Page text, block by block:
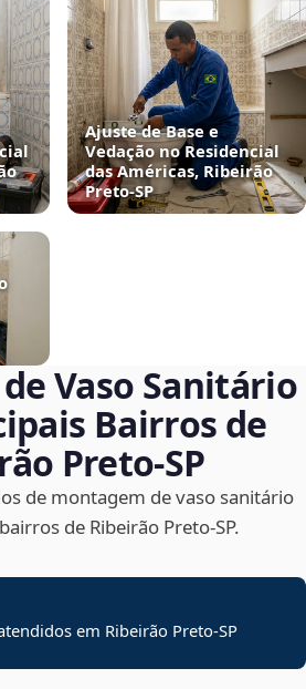
Ajuste de Base e
Vedação no Residencial
das Américas, Ribeirão
Preto‑SP
Vaso Sanitário
Bairros de
Preto‑SP
de montagem de vaso sanitário
de Ribeirão Preto‑SP.
em Ribeirão Preto-SP